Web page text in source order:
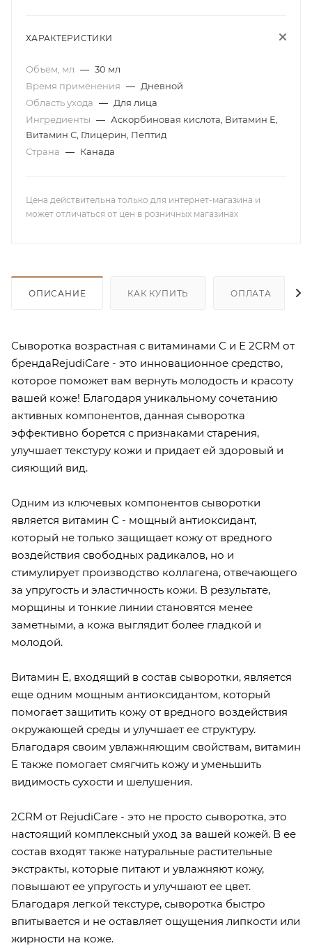
ХАРАКТЕРИСТИКИ
Объем, мл — 30 мл
Время применения — Дневной
Область ухода — Для лица
Ингредиенты — Аскорбиновая кислота, Витамин Е,
Витамин С, Глицерин, Пептид
Страна — Канада
Цена действительна только для интернет-магазина и
может отличаться от цен в розничных магазинах
ОПИСАНИЕ КАК КУПИТЬ ОПЛАТА
Сыворотка возрастная с витаминами С и Е 2CRM от
брендаRejudiCare - это инновационное средство,
которое поможет вам вернуть молодость и красоту
вашей коже! Благодаря уникальному сочетанию
активных компонентов, данная сыворотка
эффективно борется с признаками старения,
улучшает текстуру кожи и придает ей здоровый и
сияющий вид.
Одним из ключевых компонентов сыворотки
является витамин С - мощный антиоксидант,
который не только защищает кожу от вредного
воздействия свободных радикалов, но и
стимулирует производство коллагена, отвечающего
за упругость и эластичность кожи. В результате,
морщины и тонкие линии становятся менее
заметными, а кожа выглядит более гладкой и
молодой.
Витамин Е, входящий в состав сыворотки, является
еще одним мощным антиоксидантом, который
помогает защитить кожу от вредного воздействия
окружающей среды и улучшает ее структуру.
Благодаря своим увлажняющим свойствам, витамин
Е также помогает смягчить кожу и уменьшить
видимость сухости и шелушения.
2CRM от RejudiCare - это не просто сыворотка, это
настоящий комплексный уход за вашей кожей. В ее
состав входят также натуральные растительные
экстракты, которые питают и увлажняют кожу,
повышают ее упругость и улучшают ее цвет.
Благодаря легкой текстуре, сыворотка быстро
впитывается и не оставляет ощущения липкости или
жирности на коже.